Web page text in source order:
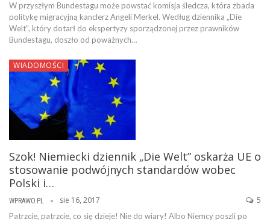
W przyszłym Bundestagu może powstać komisja śledcza, która zbada
politykę migracyjną kanclerz Angeli Merkel. Według dziennika „Die
Welt”, który dotarł do ekspertyzy sporządzonej przez prawników
Bundestagu, doszło od poważnych…
WIADOMOŚCI
Szok! Niemiecki dziennik „Die Welt” oskarża UE o
stosowanie podwójnych standardów wobec
Polski i…
WPRAWO.PL sie 16, 2017 5
Patrzcie, patrzcie, co się dzieje! Nie do wiary! Albo Niemcy poszli po